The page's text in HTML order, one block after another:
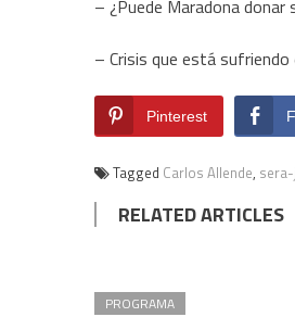
– ¿Puede Maradona donar
– Crisis que está
Pinterest
Tagged Carlos Allende,
RELATED ARTICLES
PROGRAMA